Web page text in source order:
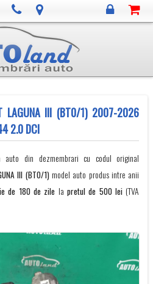
LAGUNA III (BT0/1) 2007-2026
2.0 DCI
auto din dezmembrari cu codul original
III (BT0/1)model auto produs intre anii
de 180 de zile la pretul de 500 lei(TVA